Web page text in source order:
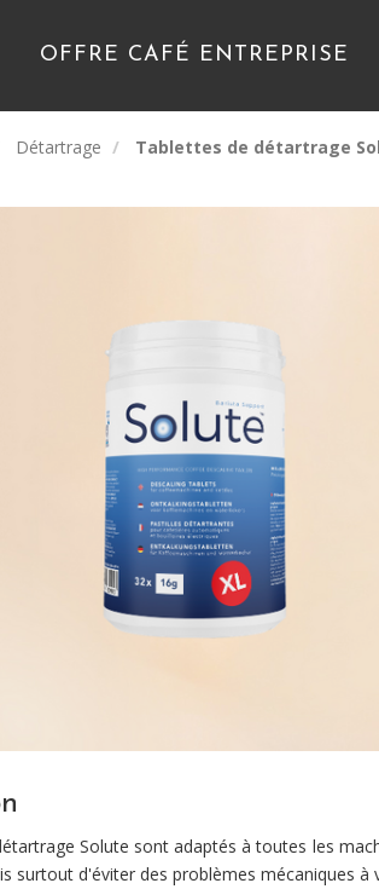
OFFRE CAFÉ ENTREPRISE
Détartrage Tablettes de détartrage
Solute sont adaptés à toutes les
surtout d'éviter des problèmes mécaniques